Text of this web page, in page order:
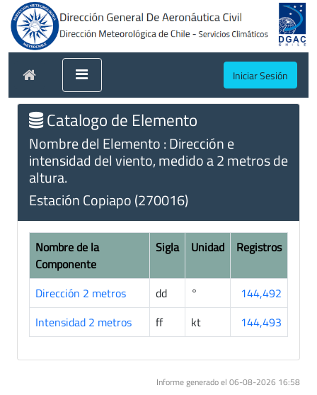
Iniciar Sesión
Catalogo de Elemento
Nombre del Elemento : Dirección e
intensidad del viento, medido a 2 metros de
altura.
Estación Copiapo (270016)
Nombre de la
Componente
Sigla Unidad Registros
Dirección 2 metros dd °
144,492
Intensidad 2 metros
ff kt 144,493
Informe generado el 06-08-2026 16:58